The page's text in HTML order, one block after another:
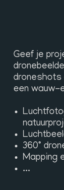
Geef je
droneshots
een wauw-
360°
Mapping
...